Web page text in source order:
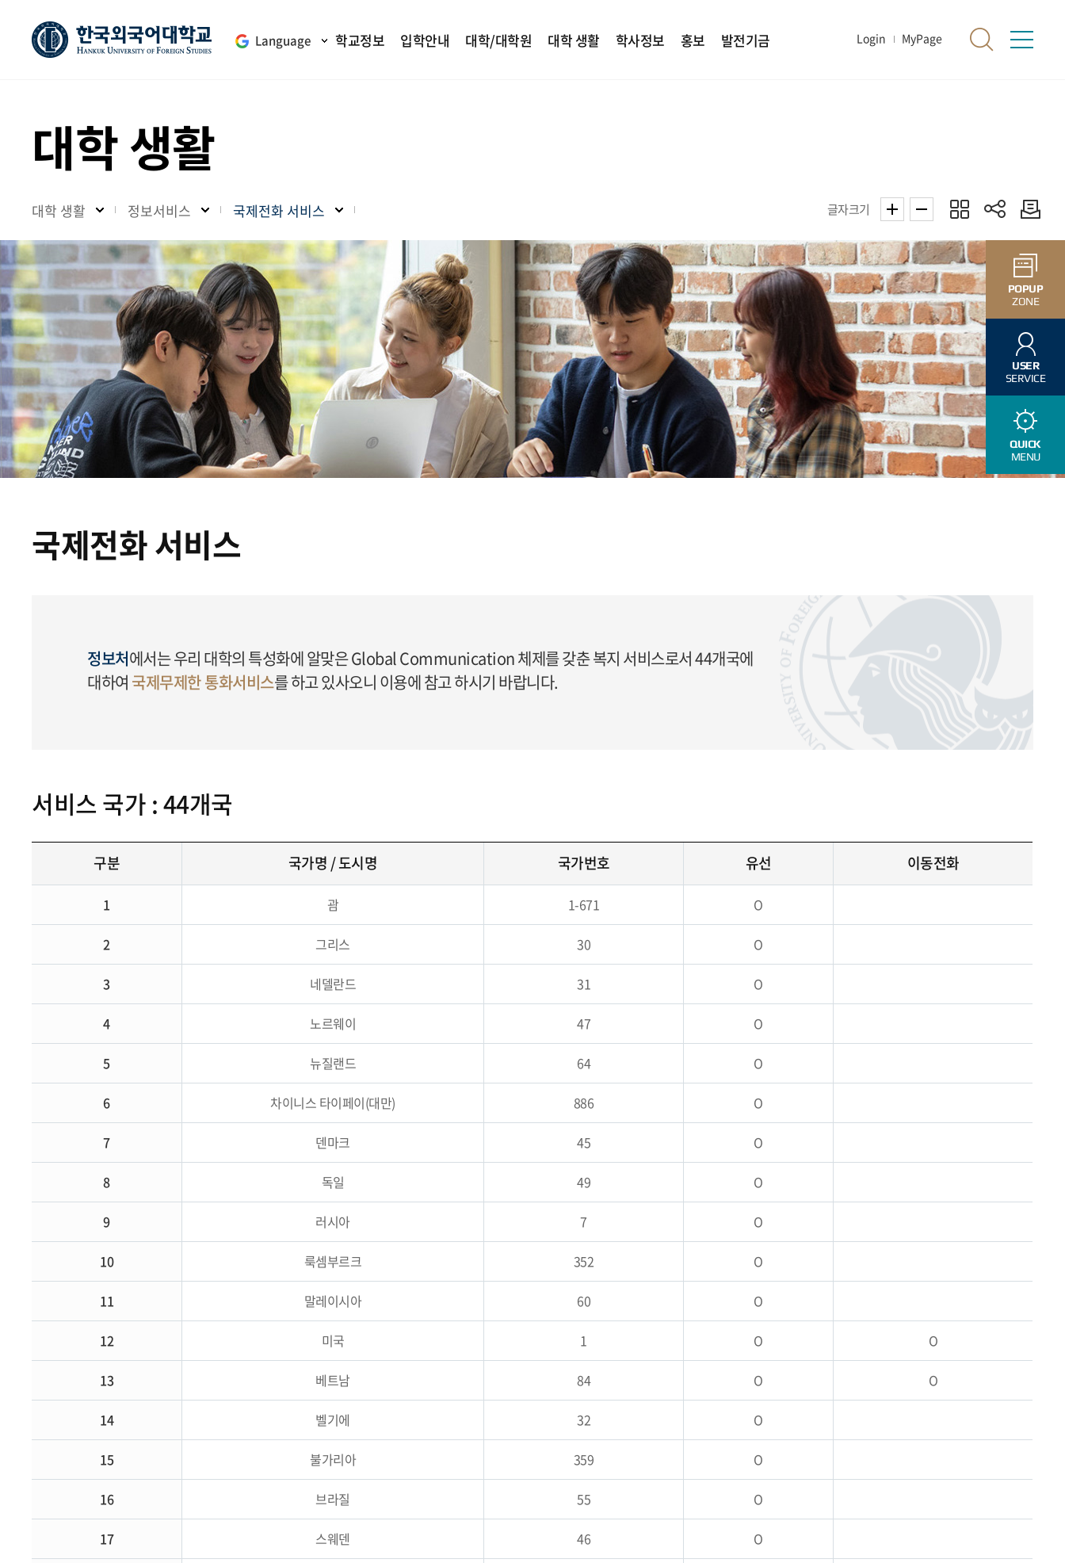
Language 학교정보 입학안내 대학/대학원 대학 생활 학사정보 홍보 발전기금 Login MyPage
POPUP
ZONE
USER
SERVICE
QUICK
MENU
대학 생활
대학 생활 정보서비스 국제전화 서비스 글자크기
국제전화 서비스
정보처에서는 우리 대학의 특성화에 알맞은 Global Communication 체제를 갖춘 복지 서비스로서 44개국에
대하여 국제무제한 통화서비스를 하고 있사오니 이용에 참고 하시기 바랍니다.
서비스 국가 : 44개국
구분 국가명 / 도시명 국가번호 유선 이동전화
1 괌 1-671 O
2 그리스 30 O
3 네델란드 31 O
4 노르웨이 47 O
5 뉴질랜드 64 O
6 차이니스 타이페이(대만) 886 O
7 덴마크 45 O
8 독일 49 O
9 러시아 7 O
10 룩셈부르크 352 O
11 말레이시아 60 O
12 미국 1 O O
13 베트남 84 O O
14 벨기에 32 O
15 불가리아 359 O
16 브라질 55 O
17 스웨덴 46 O